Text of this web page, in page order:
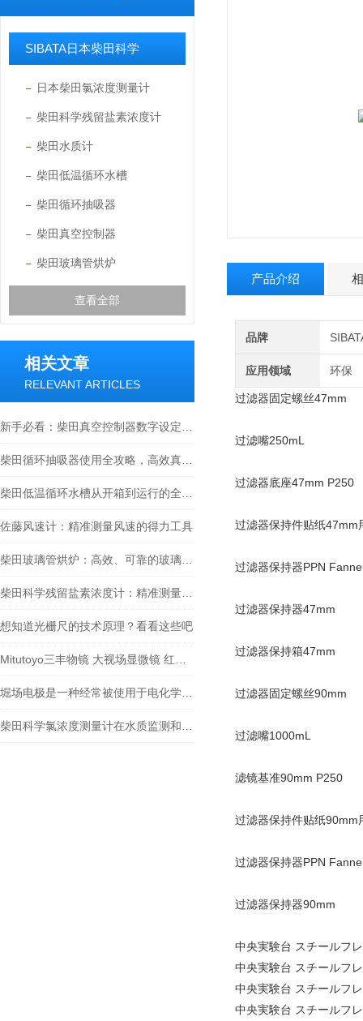
SIBATA日本柴田科学
日本柴田氯浓度测量计
柴田科学残留盐素浓度计
柴田水质计
柴田低温循环水槽
柴田循环抽吸器
柴田真空控制器
柴田玻璃管烘炉
查看全部
相关文章
RELEVANT ARTICLES
佐藤风速计：精准测量风速的得力工具
想知道光栅尺的技术原理？看看这些吧
产品介绍
品牌
应用领域 环保
过滤器固定螺丝47mm
过滤嘴250mL
过滤器底座47mm P250
过滤器保持件贴纸47mm
过滤器保持器PPN
过滤器保持器47mm
过滤器保持箱47mm
过滤器固定螺丝90mm
过滤嘴1000mL
滤镜基准90mm P250
过滤器保持件贴纸90mm
过滤器保持器PPN
过滤器保持器90mm
中央実験台 スチールフ
中央実験台 スチールフ
中央実験台 スチールフ
中央実験台 スチールフ